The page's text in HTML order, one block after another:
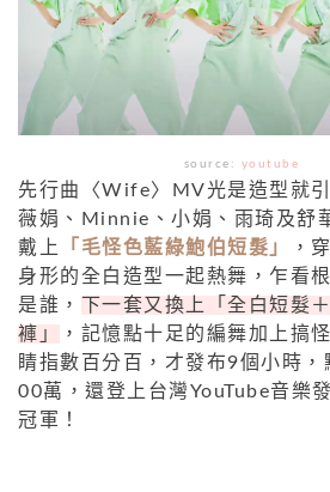
source: youtube
先行曲〈Wife〉MV光是造型就引
薇娟、Minnie、小娟、雨琦及舒
戴上
「毛怪色藍綠鮑伯短髮」
，
身形的全白造型一起熱舞，乍看
是誰，
下一套又換上「全白短髮
褲」
，記憶點十足的編舞加上搞
睛指數百分百，才發布9個小時，
00萬，還登上台灣YouTube音樂
冠軍！